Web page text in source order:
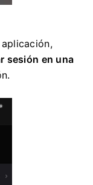
sesión en una